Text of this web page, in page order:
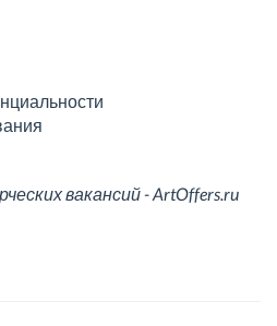
вакансий - ArtOffers.ru